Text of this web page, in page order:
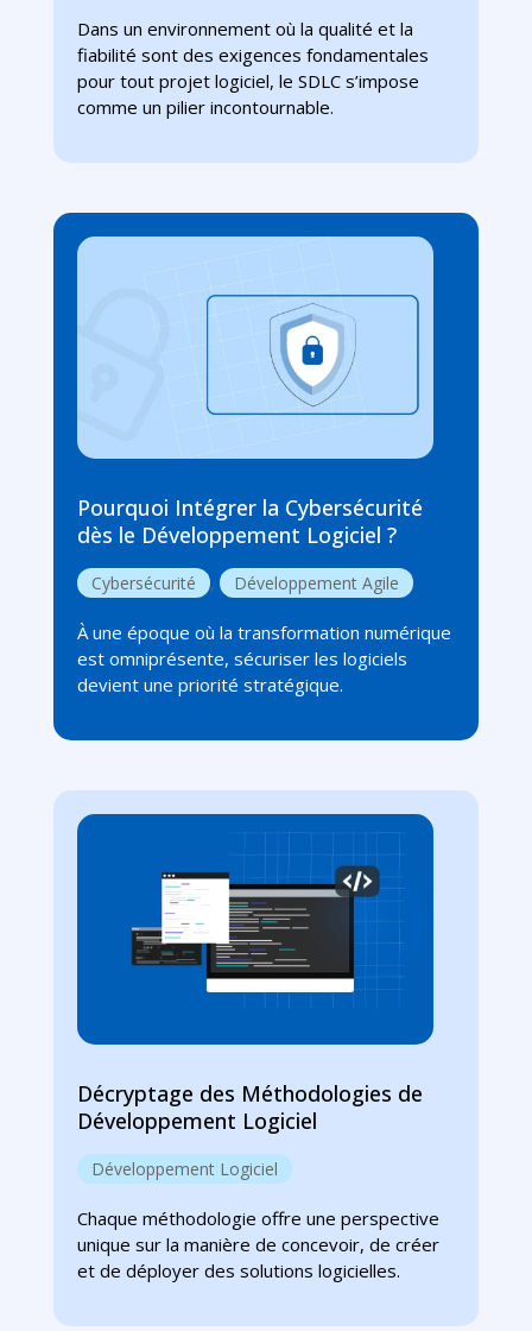
Dans un environnement où la qualité et la
fiabilité sont des exigences fondamentales
pour tout projet logiciel, le SDLC s’impose
comme un pilier incontournable.
Pourquoi Intégrer la Cybersécurité
dès le Développement Logiciel ?
Cybersécurité , Développement Agile
À une époque où la transformation numérique
est omniprésente, sécuriser les logiciels
devient une priorité stratégique.
Décryptage des Méthodologies de
Développement Logiciel
Développement Logiciel
Chaque méthodologie offre une perspective
unique sur la manière de concevoir, de créer
et de déployer des solutions logicielles.